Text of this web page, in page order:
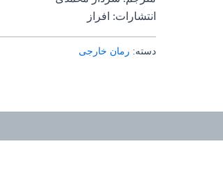
انتشارات: افراز
دسته: رمان خارجی